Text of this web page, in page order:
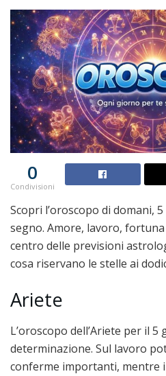
0
Condivisioni
Scopri l’oroscopo di domani,
segno. Amore, lavoro,
centro delle previsioni
cosa riservano le stelle ai
Ariete
L’oroscopo dell’Ariete per il
determinazione. Sul lavoro
conferme importanti, mentre